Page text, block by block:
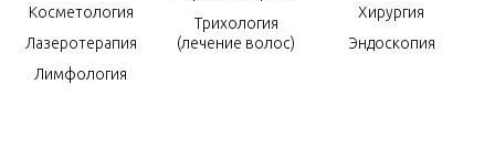
Косметология
Лазеротерапия
Лимфология
Трихология
(лечение волос)
Хирургия
Эндоскопия